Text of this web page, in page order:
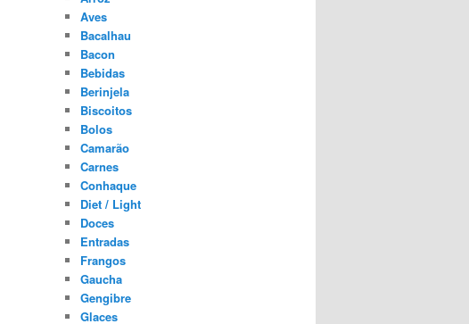
Aves
Bacalhau
Bacon
Bebidas
Berinjela
Biscoitos
Bolos
Camarão
Carnes
Conhaque
Diet / Light
Doces
Entradas
Frangos
Gaucha
Gengibre
Glaces